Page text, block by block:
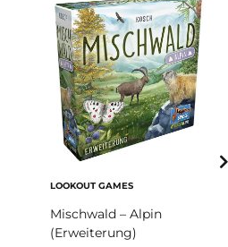
LOOKOUT GAMES
Mischwald – Alpin
(Erweiterung)